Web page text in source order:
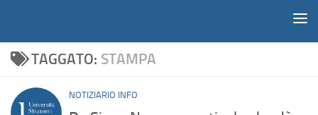
TAGGATO: STAMPA
NOTIZIARIO INFO